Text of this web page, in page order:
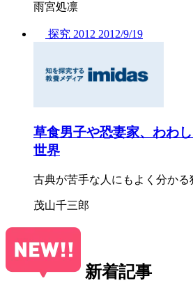
雨宮処凛
探究 2012 2012/9/19
草食男子や恐妻家、わわ
世界
古典が苦手な人にもよく分かる
茂山千三郎
新着記事